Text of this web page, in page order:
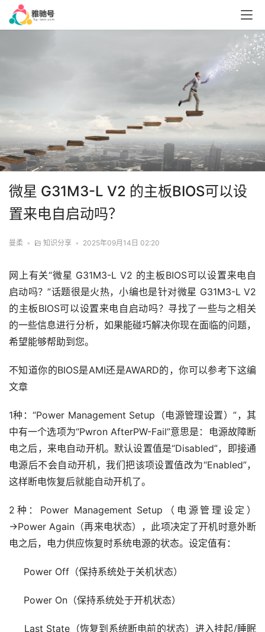
微星 G31M3-L V2 的主板BIOS可以设
置来电自启动吗？
曼柔 • 知识分享 • 2025年09月14日 02:20
网上有关“微星 G31M3-L V2 的主板BIOS可以设置来电自
启动吗？”话题很是火热，小编也是针对微星 G31M3-L V2
的主板BIOS可以设置来电自启动吗？寻找了一些与之相关
的一些信息进行分析，如果能碰巧解决你现在面临的问题，
希望能够帮助到您。
不知道你的BIOS是AMI还是AWARD的，你可以参考下这编
文章
1种：“Power Management Setup（电源管理设置）”，其
中有一个选项为“Pwron AfterPW-Fail”意思是：电源故障断
电之后，来电自动开机。默认设置值是“Disabled”，即接通
电源后不会自动开机，我们把该项设置值改为“Enabled”，
这样断电恢复后就能自动开机了。
2种：Power Management Setup（电源管理设定）
→Power Again（再来电状态），此项决定了开机时意外断
电之后，电力供应恢复时系统电源的状态。设定值有：
     Power Off（保持系统处于关机状态）
     Power On（保持系统处于开机状态）